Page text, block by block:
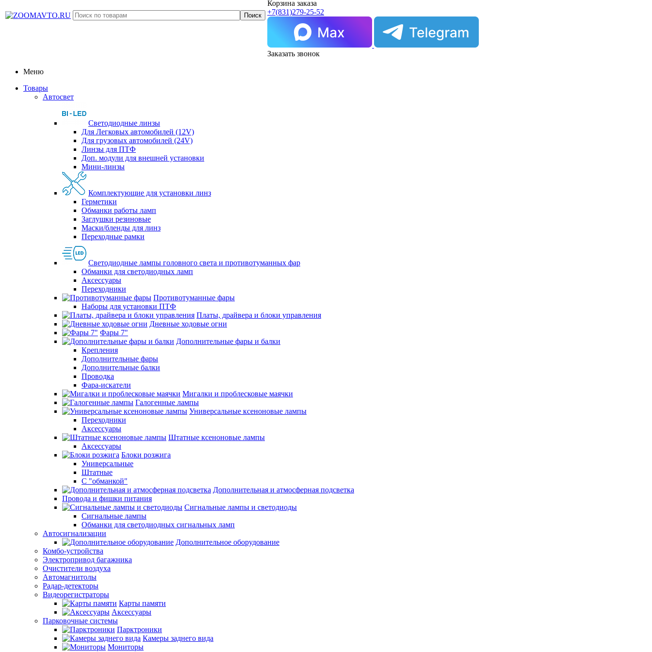
Корзина заказа
+7(831)279-25-52
Заказать звонок
Меню
Товары
Автосвет
Светодиодные линзы
Для Легковых автомобилей (12V)
Для грузовых автомобилей (24V)
Линзы для ПТФ
Доп. модули для внешней установки
Мини-линзы
Комплектующие для установки линз
Герметики
Обманки работы ламп
Заглушки резиновые
Маски/бленды для линз
Переходные рамки
Светодиодные лампы головного света и противотуманных фар
Обманки для светодиодных ламп
Аксессуары
Переходники
Противотуманные фары
Наборы для установки ПТФ
Платы, драйвера и блоки управления
Дневные ходовые огни
Фары 7"
Дополнительные фары и балки
Крепления
Дополнительные фары
Дополнительные балки
Проводка
Фара-искатели
Мигалки и проблесковые маячки
Галогенные лампы
Универсальные ксеноновые лампы
Переходники
Аксессуары
Штатные ксеноновые лампы
Аксессуары
Блоки розжига
Универсальные
Штатные
С "обманкой"
Дополнительная и атмосферная подсветка
Провода и фишки питания
Cигнальные лампы и светодиоды
Сигнальные лампы
Обманки для светодиодных сигнальных ламп
Автосигнализации
Дополнительное оборудование
Комбо-устройства
Электропривод багажника
Очистители воздуха
Автомагнитолы
Радар-детекторы
Видеорегистраторы
Карты памяти
Аксессуары
Парковочные системы
Парктроники
Камеры заднего вида
Мониторы